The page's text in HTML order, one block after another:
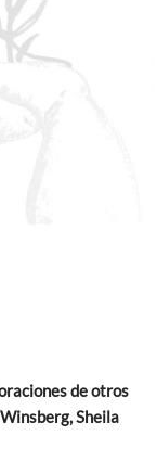
de otros
Sheila